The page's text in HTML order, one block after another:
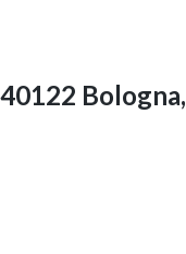
Bologna,